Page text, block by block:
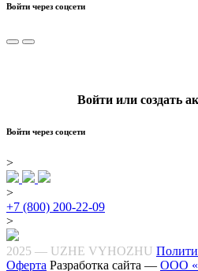
Войти через соцсети
Войти или создать
Войти через соцсети
>
>
+7 (800) 200-22-09
>
2025 — UZHE VYHOZHU
Оферта Разработка сайта — ООО